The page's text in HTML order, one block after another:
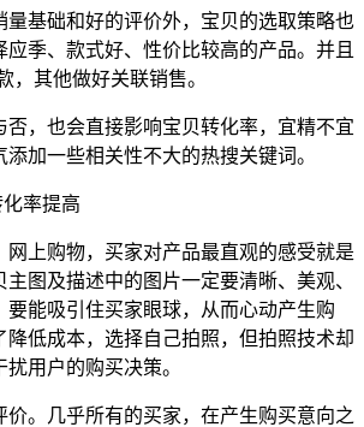
基础和好的评价外，宝贝的选取策略也
季、款式好、性价比较高的产品。并且
，其他做好关联销售。
，也会直接影响宝贝转化率，宜精不宜
加一些相关性不大的热搜关键词。
率提高
上购物，买家对产品最直观的感受就是
图及描述中的图片一定要清晰、美观、
要能吸引住买家眼球，从而心动产生购
降低成本，选择自己拍照，但拍照技术却
用户的购买决策。
。几乎所有的买家，在产生购买意向之